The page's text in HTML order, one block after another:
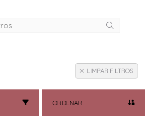
LIMPAR FILTROS
ORDENAR